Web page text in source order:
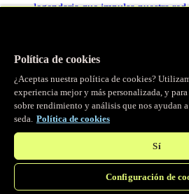
legendaria que impulsa nuestra
Servidor MCP
Control por IA para tus servicios
Política de cookies
¿Aceptas nuestra política de cookies?
experiencia mejor y más personalizada, y
sobre rendimiento y análisis que nos ayudan
seda. Política de cookies
Sí
Configuración de